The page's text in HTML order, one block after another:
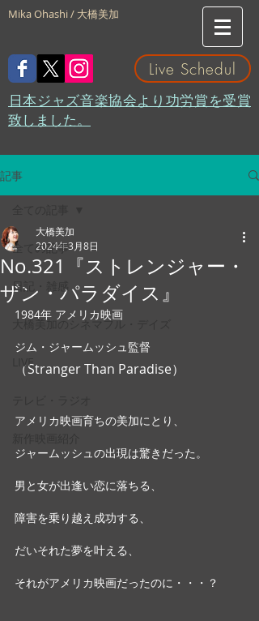
Mika Ohashi / 大橋美加
Live Schedul
​日本ジャズ音楽協会より功労賞を受賞
致しました。
記事
全ての記事
日記・雑感
大橋美加のシネマフル・デイズ
LIVE
No.321『ストレンジャー・
ザン・パラダイス』
大橋美加
2024年3月8日
1984年 アメリカ映画
ジム・ジャームッシュ監督
（Stranger Than Paradise）
アメリカ映画育ちの美加にとり、
ジャームッシュの出現は驚きだった。
男と女が出逢い恋に落ちる、
障害を乗り越え成功する、
だいそれた夢を叶える、
それがアメリカ映画だったのに・・・？